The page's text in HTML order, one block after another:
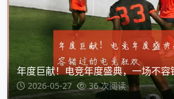
年度巨献！电竞年度盛典，一场不
2026-05-27 36 次阅读